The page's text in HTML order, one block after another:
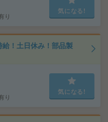
り
気になる!
！土日休み！部品製
り
気になる!